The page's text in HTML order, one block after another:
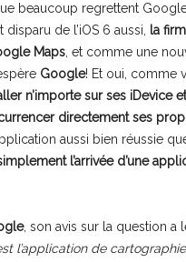
beaucoup regrettent
de l’iOS 6 aussi,
la
Maps, et comme une
Google! Et oui, comme
n’importe sur ses iDevice
directement ses
aussi bien réussie
l’arrivée d’une
, son avis sur la question a
l’application de